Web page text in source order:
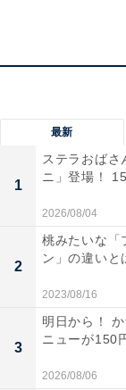
“ちむどんど
最新
1
ステラおばさ
ニ」登場！
2026/08/04
2
桃みたいな「
ン」の違いと
2023/08/16
3
明日から！
ニューが150
2026/08/06